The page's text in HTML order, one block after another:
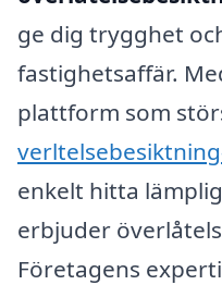
ge dig trygghet
fastighetsaffär.
plattform som
enkelt hitta
erbjuder
Företagens